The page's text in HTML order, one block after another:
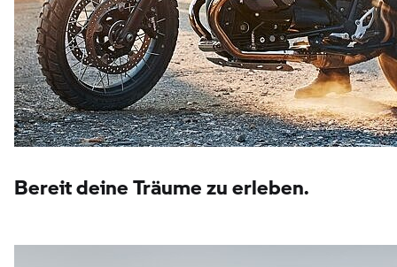
Bereit deine Träume zu erleben.